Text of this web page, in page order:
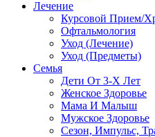
Лечение
Курсовой Прием/
Офтальмология
Уход (Лечение)
Уход (Предметы)
Семья
Дети От 3-Х Лет
Женское Здоровье
Мама И Малыш
Мужское Здоровье
Сезон, Импульс,